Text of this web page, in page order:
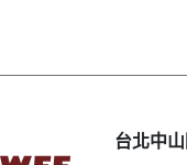
台北中